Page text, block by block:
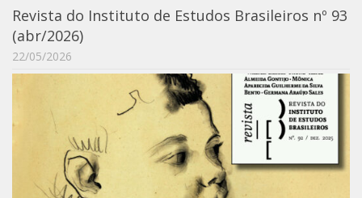
ProgramaUSP 60+
Pós-Graduação
Ingresso – Processo Seletivo
Formulários – Requerimentos
Regulamentos
PAE
Revista do Instituto de Estudos Brasileiros nº 93
(abr/2026)
22/05/2026